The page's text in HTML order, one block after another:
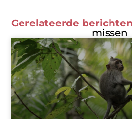
Gerelateerde berichten
missen